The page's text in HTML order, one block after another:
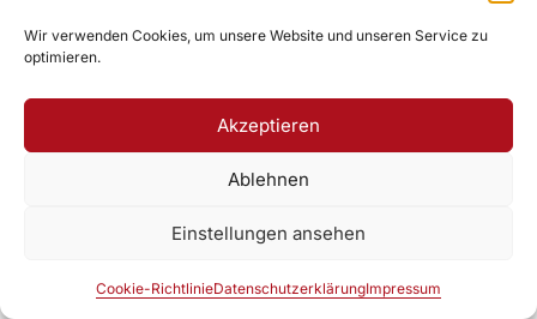
Wir verwenden Cookies, um unsere Website und unseren Service zu
optimieren.
Akzeptieren
Ablehnen
Einstellungen ansehen
Cookie-RichtlinieDatenschutzerklärungImpressum
Zur DAV Webseite